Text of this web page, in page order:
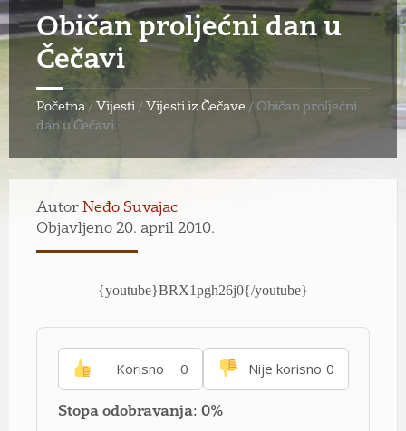
Običan proljećni dan u
Čečavi
Početna / Vijesti / Vijesti iz Čečave / Običan proljećni
dan u Čečavi
Autor Neđo Suvajac
Objavljeno 20. april 2010.
{youtube}BRX1pgh26j0{/youtube}
Korisno 0 Nije korisno 0
Stopa odobravanja: 0%